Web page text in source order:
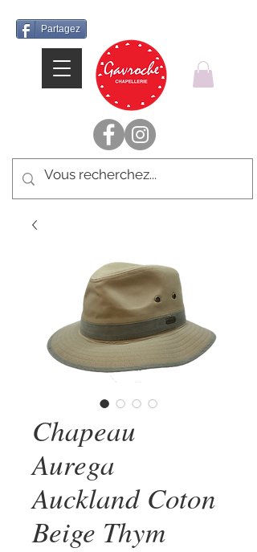
Partagez
Chapeau
Aurega
Auckland Coton
Beige Thym